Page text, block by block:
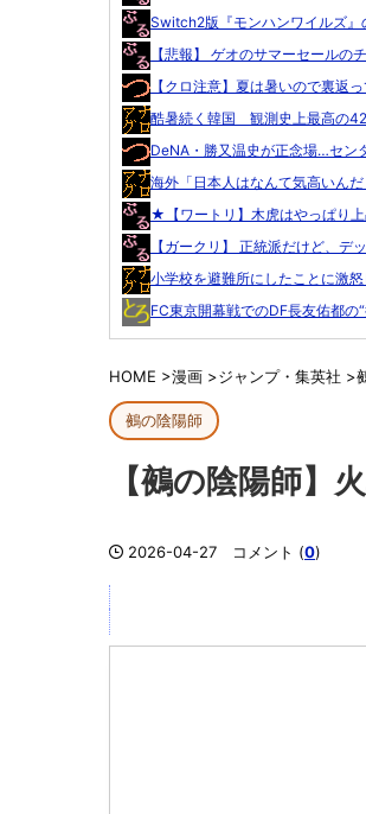
Switch2版『モンハンワイルズ』
【悲報】 ゲオのサマーセールの
【クロ注意】夏は暑いので裏返
酷暑続く韓国 観測史上最高の
DeNA・勝又温史が正念場…セン
海外「日本人はなんて気高いん
★【ワートリ】木虎はやっぱり
【ガークリ】 正統派だけど、デ
小学校を避難所にしたことに激
FC東京開幕戦でのDF長友佑都の
HOME >漫画 >ジャンプ・集英社 >
鵺の陰陽師
【鵺の陰陽師】
2026-04-27 コメント (0)